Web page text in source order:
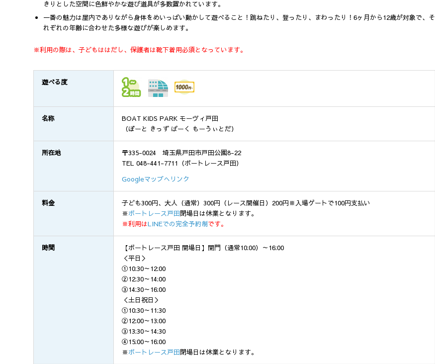
きりとした空間に色鮮やかな遊び道具が多数置かれています。
一番の魅力は屋内でありながら身体をめいっぱい動かして遊べること！跳ねたり、登ったり、まわったり！6ヶ月から12歳が対象で、そ
れぞれの年齢に合わせた多様な遊びが楽しめます。
※利用の際は、子どもははだし、保護者は靴下着用必須となっています。
遊べる度
名称
BOAT KIDS PARK モーヴィ戸田
（ぼーと きっず ぱーく もーゔぃとだ）
所在地
〒335-0024 埼玉県戸田市戸田公園8-22
TEL 048-441-7711（ボートレース戸田）
Googleマップへリンク
料金
子ども300円、大人（通常）300円（レース開催日）200円※入場ゲートで100円支払い
※ボートレース戸田閉場日は休業となります。
※利用はLINEでの完全予約制です。
時間
【ボートレース戸田 開場日】開門（通常10:00）～16:00
＜平日＞
①10:30～12:00
②12:30～14:00
③14:30～16:00
＜土日祝日＞
①10:30～11:30
②12:00～13:00
③13:30～14:30
④15:00～16:00
※ボートレース戸田閉場日は休業となります。